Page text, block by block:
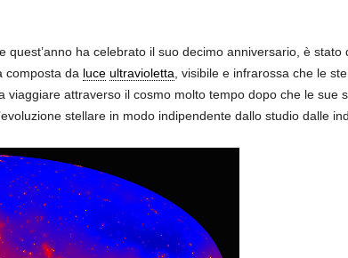
ha celebrato il suo decimo anniversario, è stato
composta da luce ultravioletta , visibile e infrarossa che le
viaggiare attraverso il cosmo molto tempo dopo che le sue
stellare in modo indipendente dallo studio dalle